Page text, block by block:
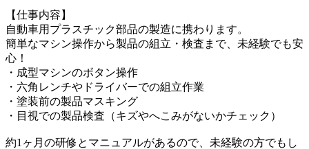
【仕事内容】
自動車用プラスチック部品の製造に携わります。
簡単なマシン操作から製品の組立・検査まで、未経験でも安
心！
・成型マシンのボタン操作
・六角レンチやドライバーでの組立作業
・塗装前の製品マスキング
・目視での製品検査（キズやへこみがないかチェック）
約1ヶ月の研修とマニュアルがあるので、未経験の方でもし